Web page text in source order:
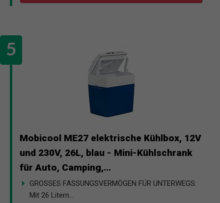
Mobicool ME27 elektrische Kühlbox, 12V
und 230V, 26L, blau - Mini-Kühlschrank
für Auto, Camping,...
GROSSES FASSUNGSVERMÖGEN FÜR UNTERWEGS:
Mit 26 Litern...